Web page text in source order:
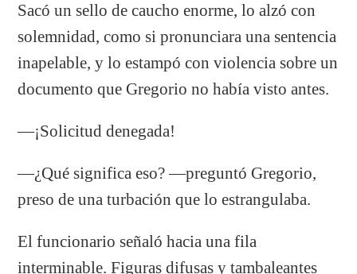
Sacó un sello de caucho enorme, lo alzó con
solemnidad, como si pronunciara una sentencia
inapelable, y lo estampó con violencia sobre un
documento que Gregorio no había visto antes.
—¡Solicitud denegada!
—¿Qué significa eso? —preguntó Gregorio,
preso de una turbación que lo estrangulaba.
El funcionario señaló hacia una fila
interminable. Figuras difusas y tambaleantes